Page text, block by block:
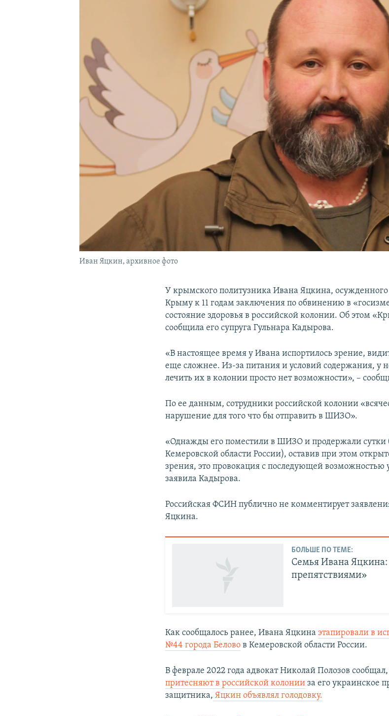
УКРАИНСКАЯ ПРОБЛЕМА КРЫМА
Иван Яцкин, архивное фото
У крымского политузника Ивана Яцкина,
Крыму к 11 годам заключения по обвинению в
состояние здоровья в российской колонии. Об этом
сообщила его супруга Гульнара Кадырова.
«В настоящее время у Ивана испортилось зрение,
еще сложнее. Из-за питания и условий содержания, у
лечить их в колонии просто нет возможности», –
По ее данным, сотрудники российской колонии
нарушение для того что бы отправить в ШИЗО».
«Однажды его поместили в ШИЗО и продержали сутки
Кемеровской области России), оставив при этом
зрения, это провокация с последующей возможностью
заявила Кадырова.
Российская ФСИН публично не комментирует
Яцкина.
БОЛЬШЕ ПО ТЕМЕ:
Семья Ивана Яцкина:
препятствиями»
Как сообщалось ранее, Ивана Яцкинаэтапировали в
№44 города Белово в Кемеровской области России.
В феврале 2022 года адвокат Николай Полозов
притесняют в российской колонии за его украинское
защитника, Яцкин объявлял голодовку.